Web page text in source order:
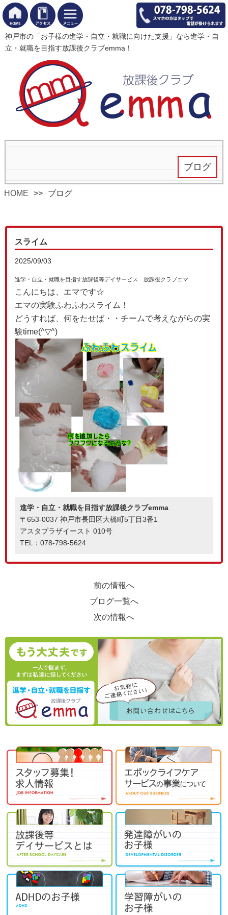
神戸市の「お子様の進学・自立・就職に向けた支援」なら進学・自
立・就職を目指す放課後クラブemma！
ブログ
HOME ブログ
スライム
2025/09/03
進学・自立・就職を目指す放課後等デイサービス 放課後クラブエマ
こんにちは、エマです☆
エマの実験ふわふわスライム！
どうすれば、何をたせば・・チームで考えながらの実
験time(^▽^)
進学・自立・就職を目指す放課後クラブemma
〒653-0037 神戸市長田区大橋町5丁目3番1
アスタプラザイースト 010号
TEL：078-798-5624
前の情報へ
ブログ一覧へ
次の情報へ